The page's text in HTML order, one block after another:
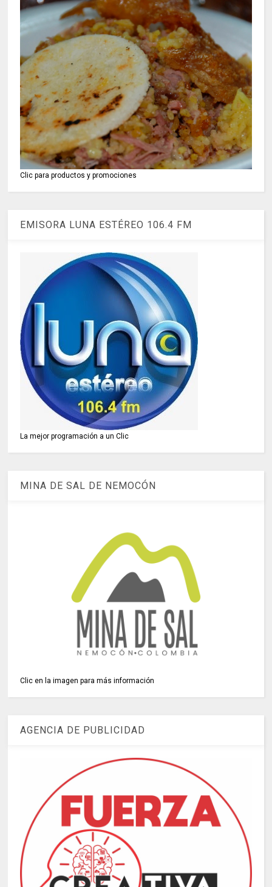
Clic para productos y promociones
EMISORA LUNA ESTÉREO 106.4 FM
La mejor programación a un Clic
MINA DE SAL DE NEMOCÓN
Clic en la imagen para más información
AGENCIA DE PUBLICIDAD